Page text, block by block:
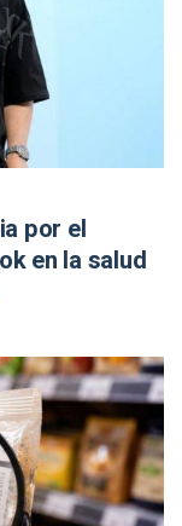
por el
en la salud